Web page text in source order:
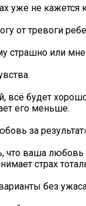
уже не кажется
от тревоги
страшно или
всё будет
его меньше.
за
что ваша любовь
страх
без